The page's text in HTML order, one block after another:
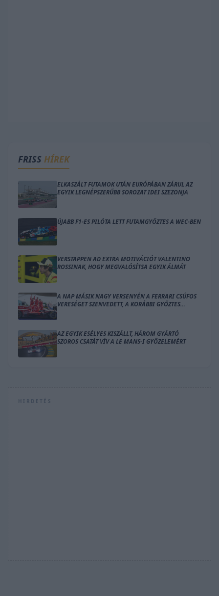
FRISS HÍREK
ELKASZÁLT FUTAMOK UTÁN EURÓPÁBAN ZÁRUL AZ
EGYIK LEGNÉPSZERŰBB SOROZAT IDEI SZEZONJA
ÚJABB F1-ES PILÓTA LETT FUTAMGYŐZTES A WEC-BEN
VERSTAPPEN AD EXTRA MOTIVÁCIÓT VALENTINO
ROSSINAK, HOGY MEGVALÓSÍTSA EGYIK ÁLMÁT
A NAP MÁSIK NAGY VERSENYÉN A FERRARI CSÚFOS
VERESÉGET SZENVEDETT, A KORÁBBI GYŐZTES
AZ EGYIK ESÉLYES KISZÁLLT, HÁROM GYÁRTÓ
SZOROS CSATÁT VÍV A LE MANS-I GYŐZELEMÉRT
HIRDETÉS